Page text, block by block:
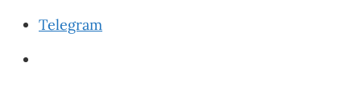
Telegram